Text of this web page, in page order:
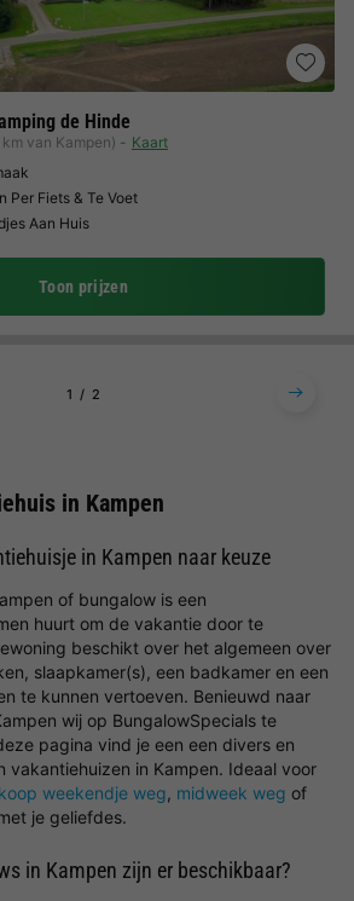
de Hinde
km van Kampen)
Kaart
Per Fiets & Te Voet
Aan Huis
Toon prijzen
1 2
in Kampen
in Kampen naar keuze
of bungalow is een
huurt om de vakantie door te
beschikt over het algemeen over
slaapkamer(s), een badkamer en een
te kunnen vertoeven. Benieuwd naar
wij op BungalowSpecials te
pagina vind je een een divers en
vakantiehuizen in Kampen. Ideaal voor
weekendje weg, midweek weg of
je geliefdes.
in Kampen zijn er beschikbaar?